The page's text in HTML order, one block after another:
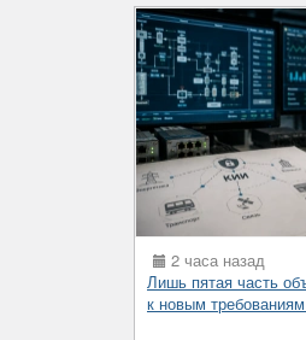
2 часа назад
Лишь пятая часть
к новым